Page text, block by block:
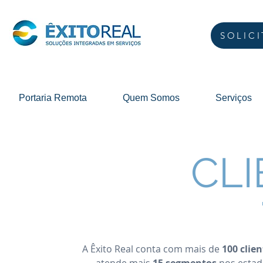
Portaria Remota Quem Somos Serviços
A Êxito Real conta com mais de 100